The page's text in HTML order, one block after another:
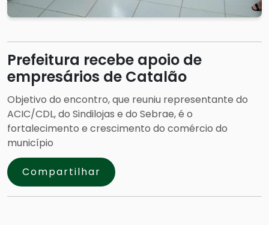
Prefeitura recebe apoio de
empresários de Catalão
Objetivo do encontro, que reuniu representante do
ACIC/CDL, do Sindilojas e do Sebrae, é o
fortalecimento e crescimento do comércio do
município
Compartilhar